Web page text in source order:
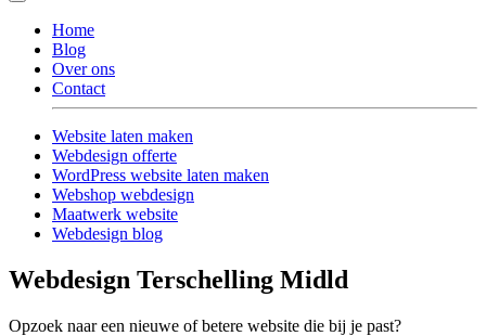
Home
Blog
Over ons
Contact
Website laten maken
Webdesign offerte
WordPress website laten maken
Webshop webdesign
Maatwerk website
Webdesign blog
Webdesign Terschelling Midld
Opzoek naar een nieuwe of betere website die bij je past?